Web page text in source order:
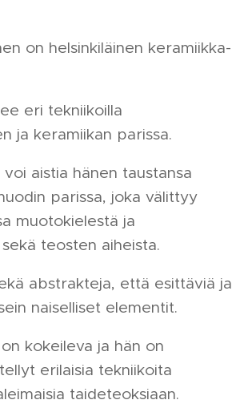
on helsinkiläinen keramiikka-
eri tekniikoilla
ja keramiikan parissa.
aistia hänen taustansa
parissa, joka välittyy
muotokielestä ja
teosten aiheista.
abstrakteja, että esittäviä ja
naiselliset elementit.
kokeileva ja hän on
erilaisia tekniikoita
taideteoksiaan.